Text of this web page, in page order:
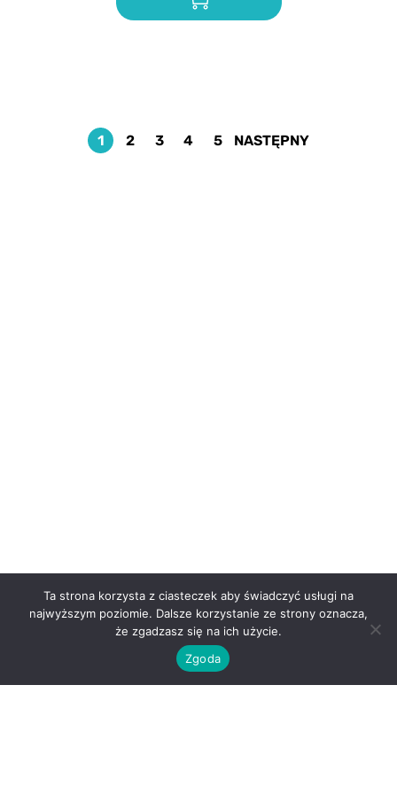
1 2 3 4 5 NASTĘPNY
Ta strona korzysta z ciasteczek aby świadczyć usługi na
najwyższym poziomie. Dalsze korzystanie ze strony oznacza,
że zgadzasz się na ich użycie.
Zgoda